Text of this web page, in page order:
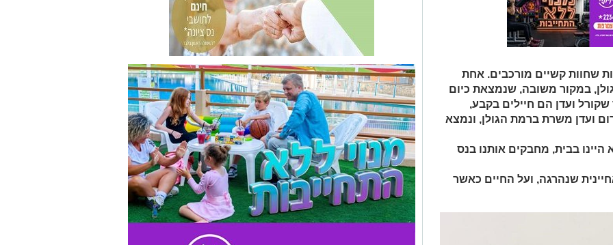
שחוות קשיים מורכבים. אחת
במקור משובה, שנמצאת כיום
ועדן הם חיילים בקבע,
ועדן משרת ברמת הגולן, ונמצא
"קרה לנו נס ב-7.10 כשלא היינו בבית, מחבקים אותנו בנס
שנהרגה, ועל החיים כאשר